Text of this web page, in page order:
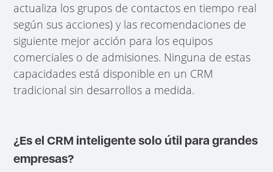
actualiza los grupos de contactos en tiempo real
según sus acciones) y las recomendaciones de
siguiente mejor acción para los equipos
comerciales o de admisiones. Ninguna de estas
capacidades está disponible en un CRM
tradicional sin desarrollos a medida.
¿Es el CRM inteligente solo útil para grandes
empresas?